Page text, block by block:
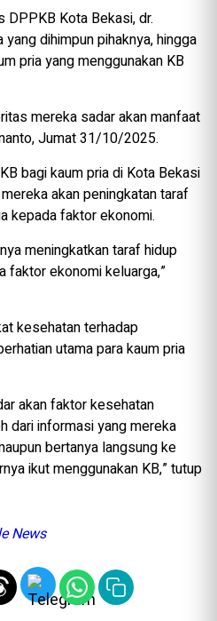
DPPKB Kota Bekasi, dr.
dihimpun pihaknya, hingga
pria yang menggunakan KB
mereka sadar akan manfaat
Jumat 31/10/2025.
bagi kaum pria di Kota Bekasi
akan peningkatan taraf
kepada faktor ekonomi.
meningkatkan taraf hidup
faktor ekonomi keluarga,”
kesehatan terhadap
utama para kaum pria
akan faktor kesehatan
dari informasi yang mereka
bertanya langsung ke
ikut menggunakan KB,” tutup
News